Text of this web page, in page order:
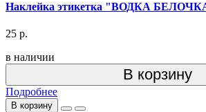
Наклейка этикетка "ВОДКА
25 р.
в наличии
В корзину
Подробнее
В корзину